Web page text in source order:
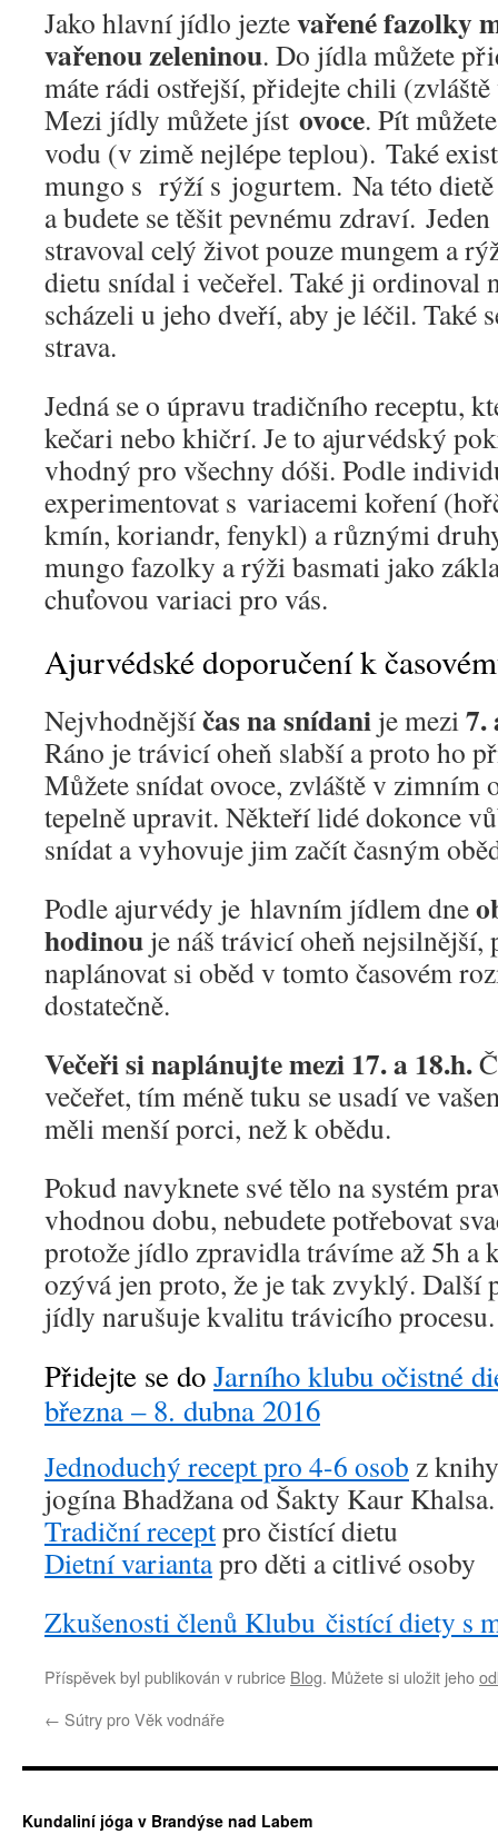
Jako hlavní jídlo jeztevařené fazolky
vařenou zeleninou. Do jídla můžete
máte rádi ostřejší, přidejte chili
Mezi jídly můžete jíst ovoce. Pít
vodu (v zimě nejlépe teplou). Také
mungo s rýží s jogurtem. Na této
a budete se těšit pevnému zdraví.
stravoval celý život pouze mungem a
dietu snídal i večeřel. Také ji ordinoval
scházeli u jeho dveří, aby je léčil. Také
strava.
Jedná se o úpravu tradičního receptu,
kečari nebo khičrí. Je to ajurvédský
vhodný pro všechny dóši. Podle
experimentovat s variacemi koření
kmín, koriandr, fenykl) a různými
mungo fazolky a rýži basmati jako
chuťovou variaci pro vás.
Ajurvédské doporučení k
Nejvhodnějšíčas na snídani je mezi7.
Ráno je trávicí oheň slabší a proto ho
Můžete snídat ovoce, zvláště v zimním
tepelně upravit. Někteří lidé dokonce
snídat a vyhovuje jim začít časným
Podle ajurvédy je hlavním jídlem dne
hodinou je náš trávicí oheň nejsilnější,
naplánovat si oběd v tomto časovém
dostatečně.
Večeři si naplánujte mezi 17. a 18.h.
večeřet, tím méně tuku se usadí ve
měli menší porci, než k obědu.
Pokud navyknete své tělo na systém
vhodnou dobu, nebudete potřebovat
protože jídlo zpravidla trávíme až 5h a
ozývá jen proto, že je tak zvyklý. Další
jídly narušuje kvalitu trávicího procesu.
Přidejte se doJarního klubu očistné
března – 8. dubna 2016
Jednoduchý recept pro 4-6 osob z
jogína Bhadžana od Šakty Kaur Khalsa.
Tradiční receptpro čistící dietu
Dietní variantapro děti a citlivé osoby
Zkušenosti členů Klubu čistící diety s
Příspěvek byl publikován v rubrice Blog. Můžete si uložit jeho
← Sútry pro Věk vodnáře
Kundaliní jóga v Brandýse nad Labem